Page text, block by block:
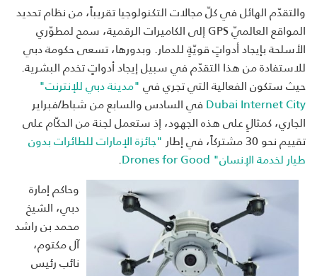
والتقدّم الهائل في كلّ مجالات التكنولوجيا تقريباً، من نظام تحديد
المواقع العالميّ GPS إلى الكاميرات الرقمية، سمح لمطوّري
الأسلحة بإيجاد أدواتٍ قويّةٍ للدمار. وبدورها، تسعى حكومة دبي
للاستفادة من هذا التقدّم في سبيل إيجاد أدواتٍ تخدم البشرية.
حيث ستكون الفعالية التي تجري في"مدينة دبي للإنترنت"
Dubai Internet Cityفي السادس والسابع من شباط/فبراير
الجاري، كمثالٍ على هذه الجهود، إذ ستعمل لجنة من الحكّام على
تقييم نحو 30 مشتركاً، في إطار
"جائزة الإمارات للطائرات بدون
طيار لخدمة الإنسان" Drones for Good
.
وحاكم إمارة
دبي، الشيخ
محمد بن راشد
آل مكتوم،
نائب رئيس